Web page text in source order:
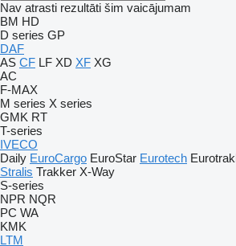
Nav atrasti rezultāti šim vaicājumam
BM HD
D series GP
DAF
AS CF LF XD XF XG
AC
F-MAX
M series X series
GMK RT
T-series
IVECO
Daily EuroCargo EuroStar Eurotech
Stralis Trakker X-Way
S-series
NPR NQR
PC WA
KMK
LTM